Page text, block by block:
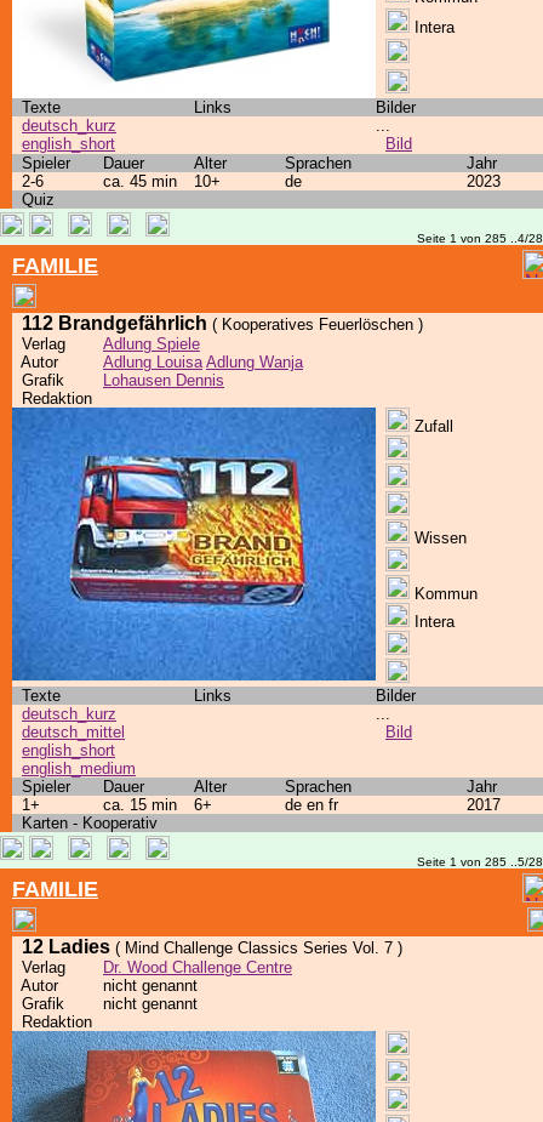
Intera
Texte Links
Bilder
deutsch_kurz
english_short
...
Bild
Spieler
Dauer Alter Sprachen
Jahr
2-6
ca. 45 min 10+ de
2023
Quiz
Seite 1 von 285 ..4/
FAMILIE
112 Brandgefährlich ( Kooperatives Feuerlöschen )
Verlag
Adlung Spiele
Autor
Adlung Louisa Adlung Wanja
Grafik
Lohausen Dennis
Redaktion
Zufall
Wissen
Kommun
Intera
Texte Links
Bilder
deutsch_kurz
deutsch_mittel
english_short
english_medium
...
Bild
Spieler Dauer Alter Sprachen
Jahr
1+
ca. 15 min 6+ de en fr
2017
Karten - Kooperativ
Seite 1 von 285 ..5/
FAMILIE
12 Ladies ( Mind Challenge Classics Series Vol. 7 )
Verlag
Dr. Wood Challenge Centre
Autor
nicht genannt
Grafik
nicht genannt
Redaktion